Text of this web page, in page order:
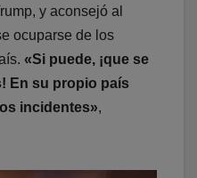
y aconsejó al
ocuparse de los
«Si puede, ¡que se
En su propio país
incidentes»,